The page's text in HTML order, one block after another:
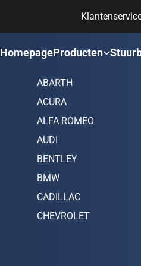
HomepageProducten
Auto merken
ABARTH
ACURA
ALFA ROMEO
AUDI
BENTLEY
BMW
CADILLAC
CHEVROLET